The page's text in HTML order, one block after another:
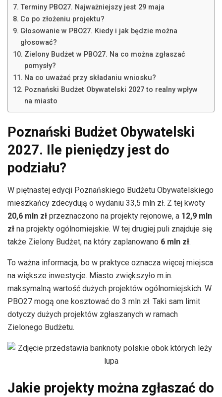
Terminy PBO27. Najważniejszy jest 29 maja
Co po złożeniu projektu?
Głosowanie w PBO27. Kiedy i jak będzie można
głosować?
Zielony Budżet w PBO27. Na co można zgłaszać
pomysły?
Na co uważać przy składaniu wniosku?
Poznański Budżet Obywatelski 2027 to realny wpływ
na miasto
Poznański Budżet Obywatelski
2027. Ile pieniędzy jest do
podziału?
W piętnastej edycji Poznańskiego Budżetu Obywatelskiego
mieszkańcy zdecydują o wydaniu 33,5 mln zł. Z tej kwoty
20,6 mln zł przeznaczono na projekty rejonowe, a 12,9 mln
zł na projekty ogólnomiejskie. W tej drugiej puli znajduje się
także Zielony Budżet, na który zaplanowano 6 mln zł.
To ważna informacja, bo w praktyce oznacza więcej miejsca
na większe inwestycje. Miasto zwiększyło m.in.
maksymalną wartość dużych projektów ogólnomiejskich. W
PBO27 mogą one kosztować do 3 mln zł. Taki sam limit
dotyczy dużych projektów zgłaszanych w ramach
Zielonego Budżetu.
Jakie projekty można zgłaszać do